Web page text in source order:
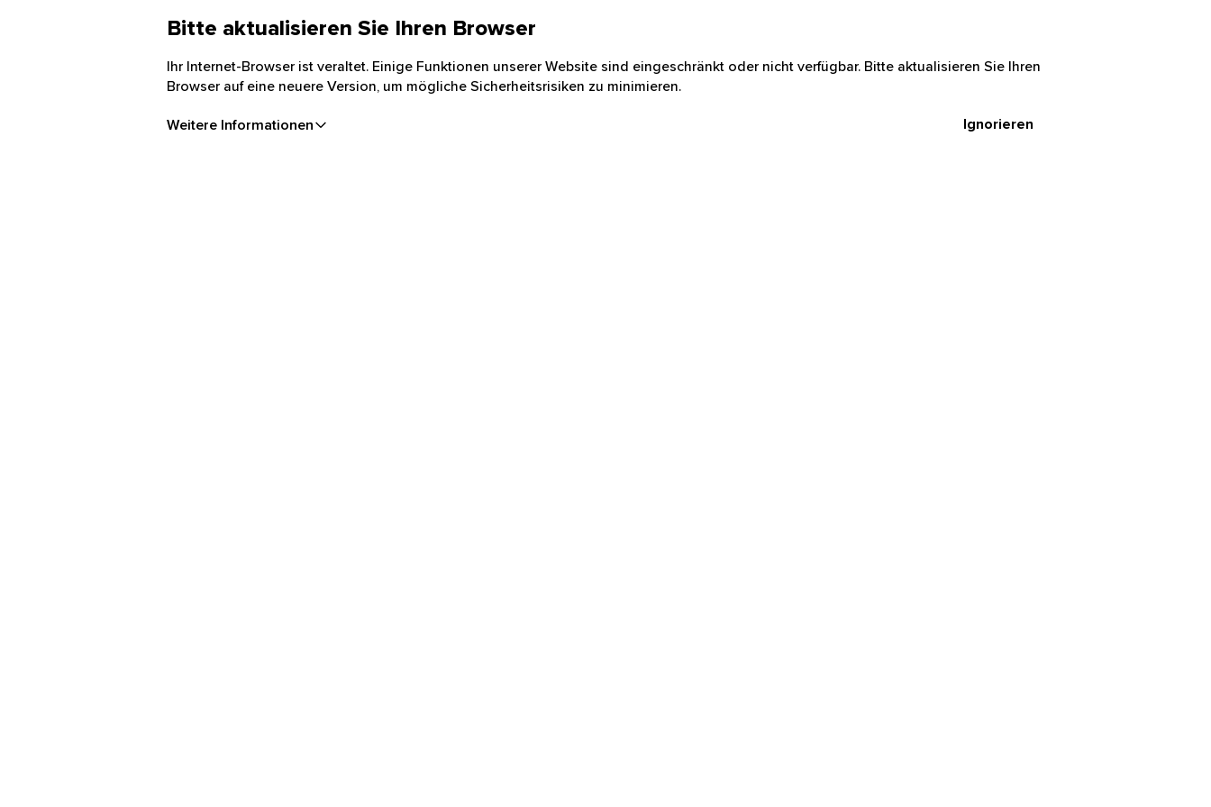
Bitte aktualisieren Sie Ihren Browser
Ihr Internet-Browser ist veraltet. Einige Funktionen unserer Website sind eingeschränkt oder nicht verfügbar. Bitte aktualisieren Sie Ihren
Browser auf eine neuere Version, um mögliche Sicherheitsrisiken zu minimieren.
Weitere Informationen Ignorieren